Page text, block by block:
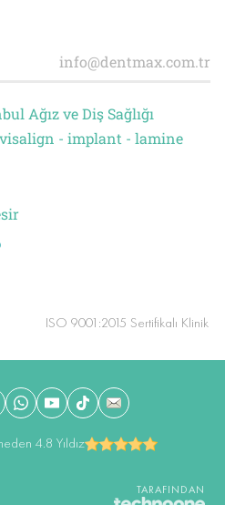
Ağız ve Diş Sağlığı
- implant - lamine
ISO 9001:2015 Sertifikalı Klinik
4.8 Yıldız
TARAFINDAN